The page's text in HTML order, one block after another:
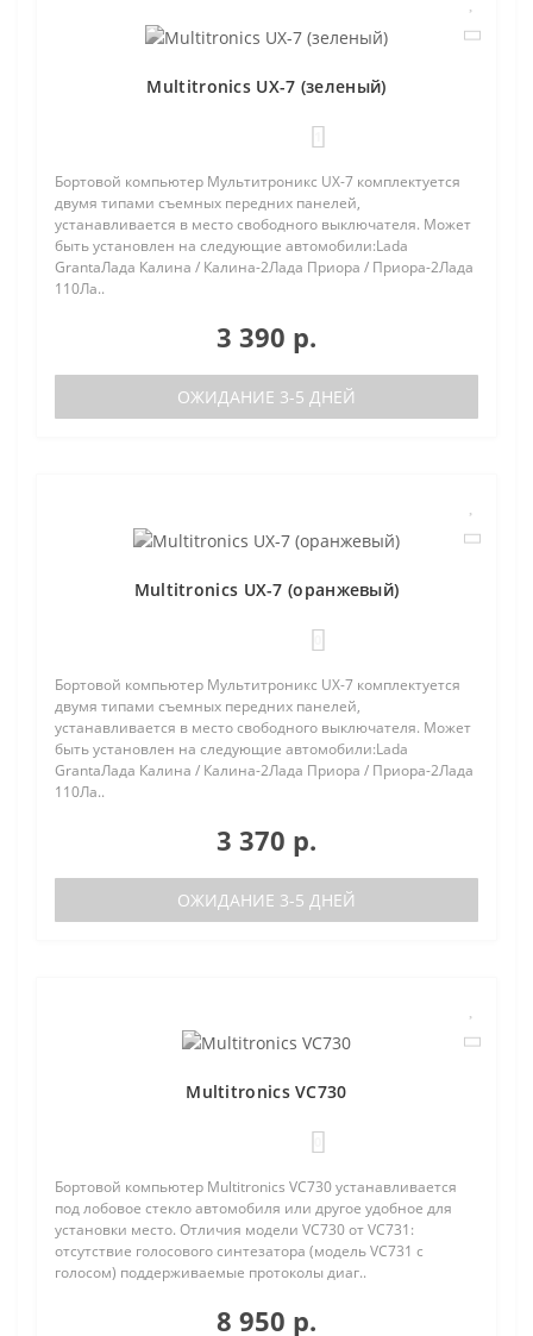
Multitronics UX-7 (зеленый)
Бортовой компьютер Мультитроникс UX-7 комплектуется
двумя типами съемных передних панелей,
устанавливается в место свободного выключателя. Может
быть установлен на следующие автомобили:Lada
GrantaЛада Калина / Калина-2Лада Приора / Приора-2Лада
110Ла..
3 390 р.
ОЖИДАНИЕ 3-5 ДНЕЙ
Multitronics UX-7 (оранжевый)
Бортовой компьютер Мультитроникс UX-7 комплектуется
двумя типами съемных передних панелей,
устанавливается в место свободного выключателя. Может
быть установлен на следующие автомобили:Lada
GrantaЛада Калина / Калина-2Лада Приора / Приора-2Лада
110Ла..
3 370 р.
ОЖИДАНИЕ 3-5 ДНЕЙ
Multitronics VC730
Бортовой компьютер Multitronics VC730 устанавливается
под лобовое стекло автомобиля или другое удобное для
установки место. Отличия модели VC730 от VC731:
отсутствие голосового синтезатора (модель VC731 с
голосом) поддерживаемые протоколы диаг..
8 950 р.